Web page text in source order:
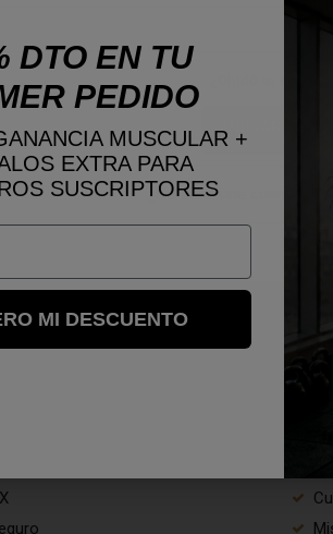
INICIAR SESIÓN
¿No tiene una cuenta?
SU
DTO EN TU
PEDIDO
MUSCULAR +
EXTRA PARA
SUSCRIPTORES
MI DESCUENTO